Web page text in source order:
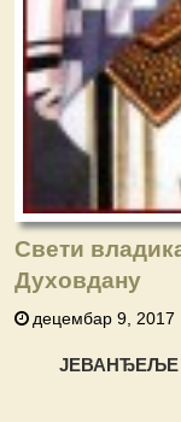
Свети
Духовдану
децембар 9, 2017
ЈЕВАНЂЕЉЕ